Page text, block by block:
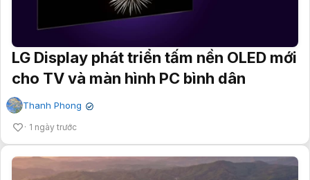
LG Display phát triển tấm nền OLED mới
cho TV và màn hình PC bình dân
Thanh Phong ✔
1 ngày trước